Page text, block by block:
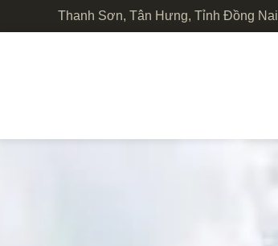
Thanh Sơn, Tân Hưng, Tỉnh Đồng Nai